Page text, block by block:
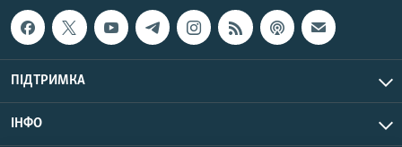
ПІДТРИМКА
ІНФО